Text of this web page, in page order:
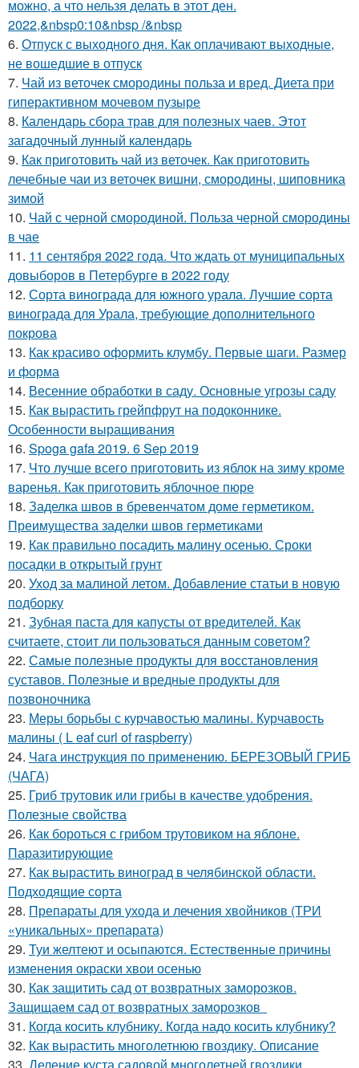
можно, а что нельзя делать в этот ден.
2022,&nbsp0:10&nbsp /&nbsp
6. Отпуск с выходного дня. Как оплачивают выходные,
не вошедшие в отпуск
7. Чай из веточек смородины польза и вред. Диета при
гиперактивном мочевом пузыре
8. Календарь сбора трав для полезных чаев. Этот
загадочный лунный календарь
9. Как приготовить чай из веточек. Как приготовить
лечебные чаи из веточек вишни, смородины, шиповника
зимой
10. Чай с черной смородиной. Польза черной смородины
в чае
11. 11 сентября 2022 года. Что ждать от муниципальных
довыборов в Петербурге в 2022 году
12. Сорта винограда для южного урала. Лучшие сорта
винограда для Урала, требующие дополнительного
покрова
13. Как красиво оформить клумбу. Первые шаги. Размер
и форма
14. Весенние обработки в саду. Основные угрозы саду
15. Как вырастить грейпфрут на подоконнике.
Особенности выращивания
16. Spoga gafa 2019. 6 Sep 2019
17. Что лучше всего приготовить из яблок на зиму кроме
варенья. Как приготовить яблочное пюре
18. Заделка швов в бревенчатом доме герметиком.
Преимущества заделки швов герметиками
19. Как правильно посадить малину осенью. Сроки
посадки в открытый грунт
20. Уход за малиной летом. Добавление статьи в новую
подборку
21. Зубная паста для капусты от вредителей. Как
считаете, стоит ли пользоваться данным советом?
22. Самые полезные продукты для восстановления
суставов. Полезные и вредные продукты для
позвоночника
23. Меры борьбы с курчавостью малины. Курчавость
малины ( L eaf curl of raspberry)
24. Чага инструкция по применению. БЕРЕЗОВЫЙ ГРИБ
(ЧАГА)
25. Гриб трутовик или грибы в качестве удобрения.
Полезные свойства
26. Как бороться с грибом трутовиком на яблоне.
Паразитирующие
27. Как вырастить виноград в челябинской области.
Подходящие сорта
28. Препараты для ухода и лечения хвойников (ТРИ
«уникальных» препарата)
29. Туи желтеют и осыпаются. Естественные причины
изменения окраски хвои осенью
30. Как защитить сад от возвратных заморозков.
Защищаем сад от возвратных заморозков
31. Когда косить клубнику. Когда надо косить клубнику?
32. Как вырастить многолетнюю гвоздику. Описание
33. Деление куста садовой многолетней гвоздики